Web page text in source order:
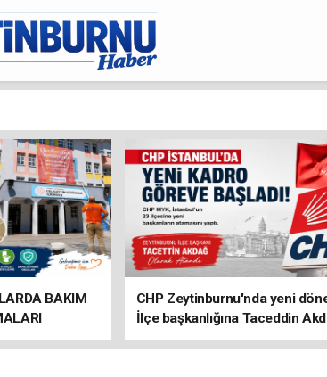
BAKIM
CHP Zeytinburnu'nda yeni
İlçe başkanlığına Taceddin
atandı